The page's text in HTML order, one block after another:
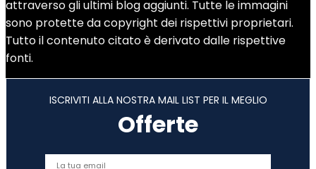
attraverso gli ultimi blog aggiunti. Tutte le immagini
sono protette da copyright dei rispettivi proprietari.
Tutto il contenuto citato è derivato dalle rispettive
fonti.
ISCRIVITI ALLA NOSTRA MAIL LIST PER IL MEGLIO
Offerte